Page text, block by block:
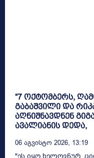
“7 ოქტომბერს,
გაბაშვილი და
აღნიშნავდნენ
ავალიანის დედა,
06 Აგვისტო 2026, 13:19